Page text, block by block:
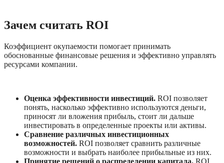
Зачем считать ROI
Коэффициент окупаемости помогает принимать
обоснованные финансовые решения и эффективно управлять
ресурсами компании.
Оценка эффективности инвестиций. ROI позволяет
понять, насколько эффективно используются деньги,
приносят ли вложения прибыль, стоит ли дальше
инвестировать в определенные проекты или активы.
Сравнение различных инвестиционных
возможностей. ROI позволяет сравнить различные
возможности и выбрать наиболее прибыльные из них.